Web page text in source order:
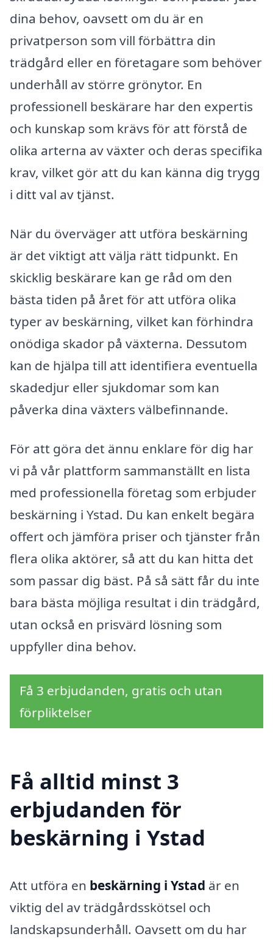
dina behov, oavsett om du är en
privatperson som vill förbättra din
trädgård eller en företagare som behöver
underhåll av större grönytor. En
professionell beskärare har den expertis
och kunskap som krävs för att förstå de
olika arterna av växter och deras specifika
krav, vilket gör att du kan känna dig trygg
i ditt val av tjänst.
När du överväger att utföra beskärning
är det viktigt att välja rätt tidpunkt. En
skicklig beskärare kan ge råd om den
bästa tiden på året för att utföra olika
typer av beskärning, vilket kan förhindra
onödiga skador på växterna. Dessutom
kan de hjälpa till att identifiera eventuella
skadedjur eller sjukdomar som kan
påverka dina växters välbefinnande.
För att göra det ännu enklare för dig har
vi på vår plattform sammanställt en lista
med professionella företag som erbjuder
beskärning i Ystad. Du kan enkelt begära
offert och jämföra priser och tjänster från
flera olika aktörer, så att du kan hitta det
som passar dig bäst. På så sätt får du inte
bara bästa möjliga resultat i din trädgård,
utan också en prisvärd lösning som
uppfyller dina behov.
Få 3 erbjudanden, gratis och utan
förpliktelser
Få alltid minst 3
erbjudanden för
beskärning i Ystad
Att utföra en beskärning i Ystad är en
viktig del av trädgårdsskötsel och
landskapsunderhåll. Oavsett om du har